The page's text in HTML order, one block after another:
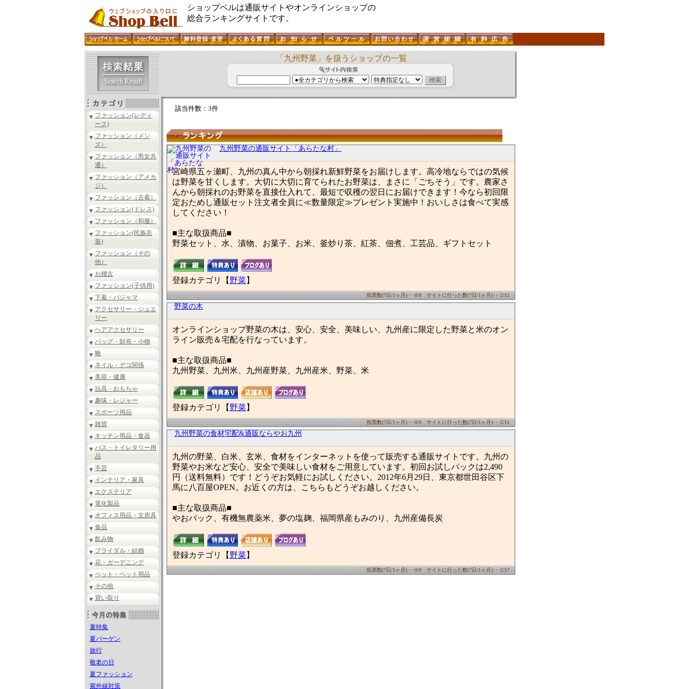
ショップベルは通販サイトやオンラインショップの
総合ランキングサイトです。
ファッション(レディ
ース)
ファッション（メン
ズ）
ファッション（男女共
通）
ファッション（アメカ
ジ）
ファッション（古着）
ファッション(ドレス)
ファッション（和服）
ファッション(民族衣
装)
ファッション（その
他）
お稽古
ファッション(子供用)
下着・パジャマ
アクセサリー・ジュエ
リー
ヘアアクセサリー
バッグ・財布・小物
靴
ネイル・デコ関係
美容・健康
玩具・おもちゃ
趣味・レジャー
スポーツ用品
雑貨
キッチン用品・食器
バス・トイレタリー用
品
手芸
インテリア・家具
エクステリア
電化製品
オフィス用品・文房具
食品
飲み物
ブライダル・結婚
花・ガーデニング
ペット・ペット用品
その他
買い取り
夏特集
夏バーゲン
旅行
敬老の日
夏ファッション
紫外線対策
「九州野菜」を扱うショップの一覧
該当件数：3件
九州野菜の通販サイト「あらたな村」
宮崎県五ヶ瀬町、九州の真ん中から朝採れ新鮮野菜をお届けします。高冷地ならではの気候
は野菜を甘くします。大切に大切に育てられたお野菜は、まさに「ごちそう」です。農家さ
んから朝採れのお野菜を直接仕入れて、最短で収穫の翌日にお届けできます！今なら初回限
定おためし通販セット注文者全員に≪数量限定≫プレゼント実施中！おいしさは食べて実感
してください！
■主な取扱商品■
野菜セット、水、漬物、お菓子、お米、釜炒り茶、紅茶、佃煮、工芸品、ギフトセット
登録カテゴリ【野菜】
投票数(7日/1ヶ月)･･･0/0 サイトに行った数(7日/1ヶ月)･･･2/12
野菜の木
オンラインショップ野菜の木は、安心、安全、美味しい、九州産に限定した野菜と米のオン
ライン販売＆宅配を行なっています。
■主な取扱商品■
九州野菜、九州米、九州産野菜、九州産米、野菜、米
登録カテゴリ【野菜】
投票数(7日/1ヶ月)･･･0/0 サイトに行った数(7日/1ヶ月)･･･2/11
九州野菜の食材宅配&通販ならやお九州
九州の野菜、白米、玄米、食材をインターネットを使って販売する通販サイトです。九州の
野菜やお米など安心、安全で美味しい食材をご用意しています。初回お試しパックは2,490
円（送料無料）です！どうぞお気軽にお試しください。2012年6月29日、東京都世田谷区下
馬に八百屋OPEN。お近くの方は、こちらもどうぞお越しください。
■主な取扱商品■
やおパック、有機無農薬米、夢の塩麹、福岡県産もみのり、九州産備長炭
登録カテゴリ【野菜】
投票数(7日/1ヶ月)･･･0/0 サイトに行った数(7日/1ヶ月)･･･2/17